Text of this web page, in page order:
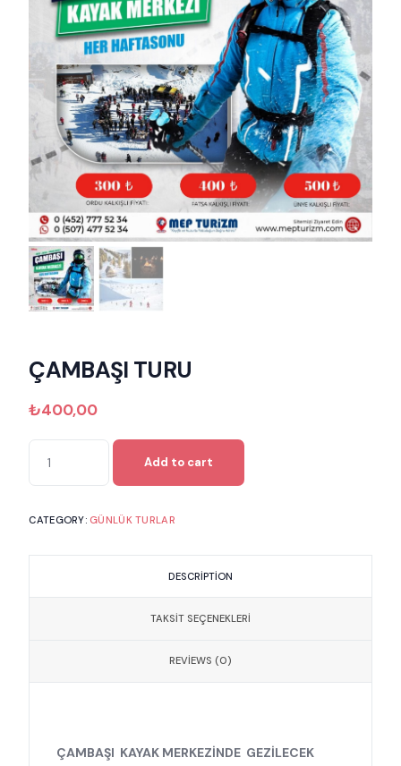
ÇAMBAŞI TURU
₺400,00
Add to cart
CATEGORY: GÜNLÜK TURLAR
DESCRIPTION
TAKSIT SEÇENEKLERI
REVIEWS (0)
ÇAMBAŞI KAYAK MERKEZİNDE GEZİLECEK